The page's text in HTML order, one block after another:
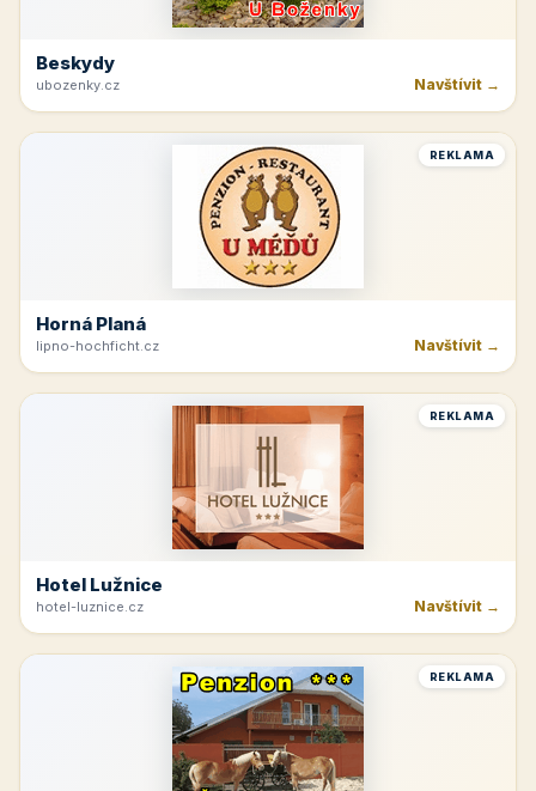
Beskydy
ubozenky.cz Navštívit →
REKLAMA
Horná Planá
lipno-hochficht.cz Navštívit →
REKLAMA
Hotel Lužnice
hotel-luznice.cz Navštívit →
REKLAMA